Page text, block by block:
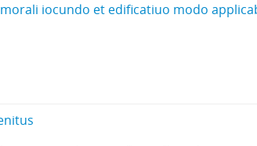
iocundo et edificatiuo modo